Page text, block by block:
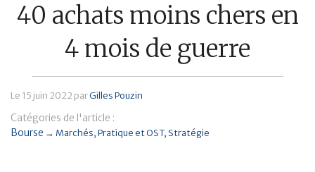
Assurance Vie
Patrimoine
40 achats moins chers en
4 mois de guerre
Le 15 juin 2022 parGilles Pouzin
Catégories de l'article :
Bourse → Marchés Pratique et OST Stratégie